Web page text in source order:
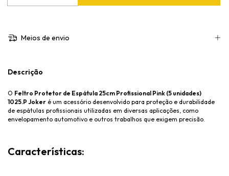
Meios de envio
Descrição
O Feltro Protetor de Espátula 25cm Profissional Pink (5 unidades)
1025.P Joker é um acessório desenvolvido para proteção e durabilidade
de espátulas profissionais utilizadas em diversas aplicações, como
envelopamento automotivo e outros trabalhos que exigem precisão.
Características: